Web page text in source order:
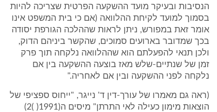
הנסיבות ובעיקר מועד ההשקעה הפרטית שצריכה להיות
בסמוך למועד לקיחת ההלוואה (אם כי בית המשפט אינו
אומר זאת במפורש, ניתן לראות שההלכה הגורפת יסודה
בכך שמדובר בארועים סמוכים, שהקשר ביניהם הדוק,
ולכן תנאי להפעלתם הוא שההלוואה נלקחה תוך פרק
זמן של שנתיים-שלש מאז בוצעה ההשקעה בין אם
נלקחה לפני ההשקעה ובין אם לאחריה."
(ראה גם מאמרו של עורך-דין ד' נייגר, "ייחוס ספציפי של
הוצאות מימון כעילה לאי התרתן" מיסים ה(1991( )2)